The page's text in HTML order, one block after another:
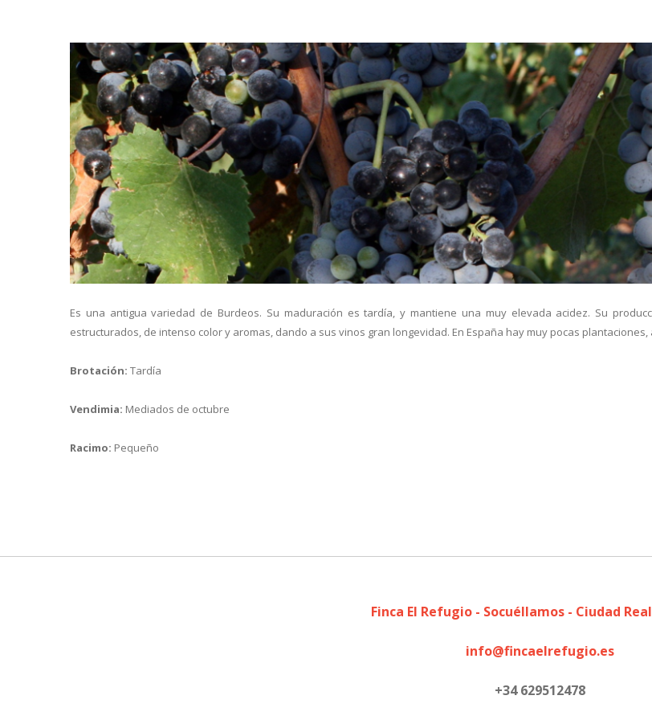
Es una antigua variedad de Burdeos. Su maduración es tardía, y mantiene una muy elevada acidez. Su
estructurados, de intenso color y aromas, dando a sus vinos gran longevidad. En España hay muy pocas
Brotación: Tardía
Vendimia: Mediados de octubre
Racimo: Pequeño
Finca El Refugio - Socuéllamos - Ciudad
info@fincaelrefugio.es
+34 629512478